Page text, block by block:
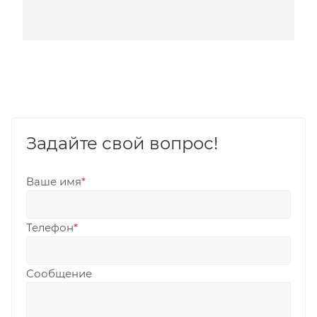
Задайте свой вопрос!
Ваше имя*
Телефон*
Сообщение